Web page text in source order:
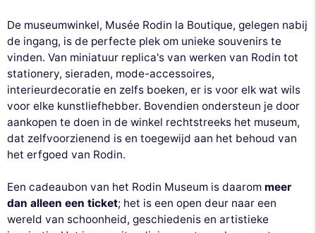
De museumwinkel, Musée Rodin la Boutique, gelegen nabij
de ingang, is de perfecte plek om unieke souvenirs te
vinden. Van miniatuur replica's van werken van Rodin tot
stationery, sieraden, mode-accessoires,
interieurdecoratie en zelfs boeken, er is voor elk wat wils
voor elke kunstliefhebber. Bovendien ondersteun je door
aankopen te doen in de winkel rechtstreeks het museum,
dat zelfvoorzienend is en toegewijd aan het behoud van
het erfgoed van Rodin.
Een cadeaubon van het Rodin Museum is daarom meer
dan alleen een ticket; het is een open deur naar een
wereld van schoonheid, geschiedenis en artistieke